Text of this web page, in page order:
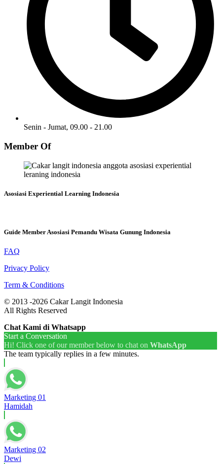
Senin - Jumat, 09.00 - 21.00
Member Of
Asosiasi Experiential Learning Indonesia
Guide Member Asosiasi Pemandu Wisata Gunung Indonesia
FAQ
Privacy Policy
Term & Conditions
© 2013 -2026 Cakar Langit Indonesia
All Rights Reserved
Chat Kami di Whatsapp
Start a Conversation
Hi! Click one of our member below to chat on WhatsApp
The team typically replies in a few minutes.
Marketing 01
Hamidah
Marketing 02
Dewi